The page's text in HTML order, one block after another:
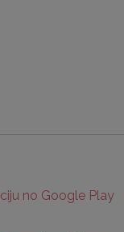
no Google Play